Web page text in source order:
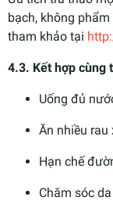
bạch, không
tham khảo tại
4.3. Kết hợp cùng
Uống đủ
Ăn nhiều rau
Hạn chế
Chăm sóc